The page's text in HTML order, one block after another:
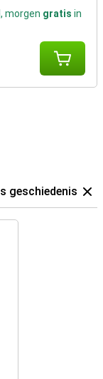
morgen gratis in
geschiedenis